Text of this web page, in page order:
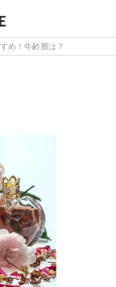
め！年齢層は？